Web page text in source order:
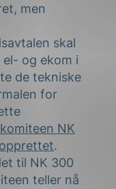
men
skal
og ekom i
de tekniske
for
komiteen NK
.
til NK 300
teller nå